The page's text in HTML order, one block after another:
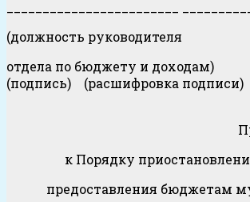
(должность руководителя
отдела по бюджету и
(подпись) (расшифровка
к Порядку
предоставления бюджетам